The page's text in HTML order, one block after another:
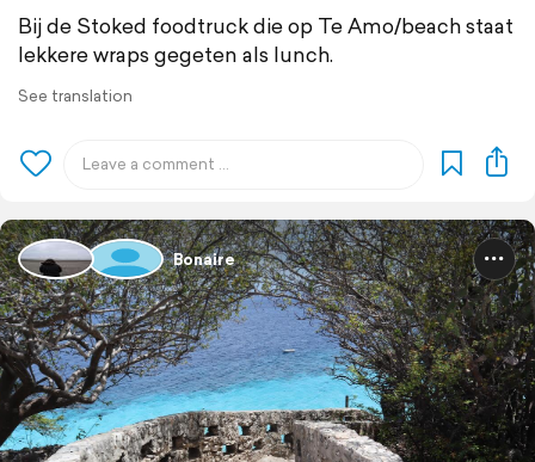
Bij de Stoked foodtruck die op Te Amo/beach staat
lekkere wraps gegeten als lunch.
See translation
Bonaire